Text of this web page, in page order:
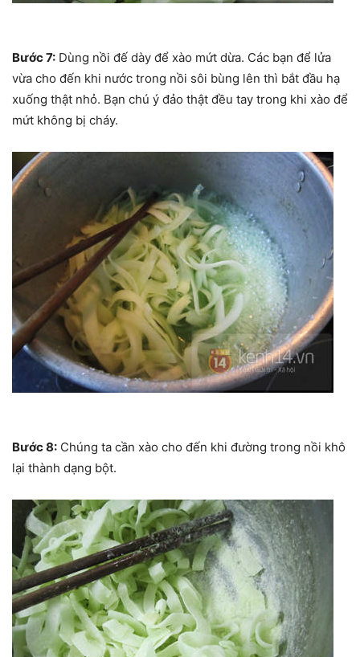
Bước 7: Dùng nồi đế dày để xào mứt dừa. Các bạn để lửa
vừa cho đến khi nước trong nồi sôi bùng lên thì bắt đầu hạ
xuống thật nhỏ. Bạn chú ý đảo thật đều tay trong khi xào để
mứt không bị cháy.
Bước 8: Chúng ta cần xào cho đến khi đường trong nồi khô
lại thành dạng bột.